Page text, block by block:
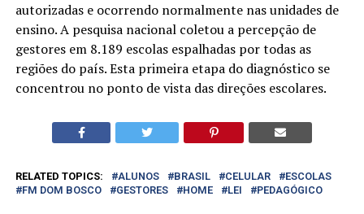
autorizadas e ocorrendo normalmente nas unidades de
ensino. A pesquisa nacional coletou a percepção de
gestores em 8.189 escolas espalhadas por todas as
regiões do país. Esta primeira etapa do diagnóstico se
concentrou no ponto de vista das direções escolares.
RELATED TOPICS: ALUNOS BRASIL CELULAR
ESCOLAS
FM DOM BOSCO
GESTORES HOME LEI PEDAGÓGICO